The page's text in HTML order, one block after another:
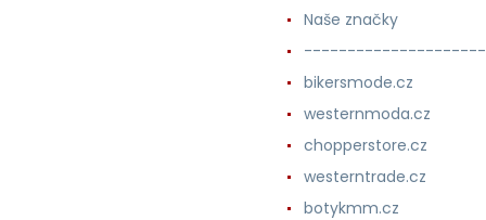
Naše značky
bikersmode.cz
westernmoda.cz
chopperstore.cz
westerntrade.cz
botykmm.cz